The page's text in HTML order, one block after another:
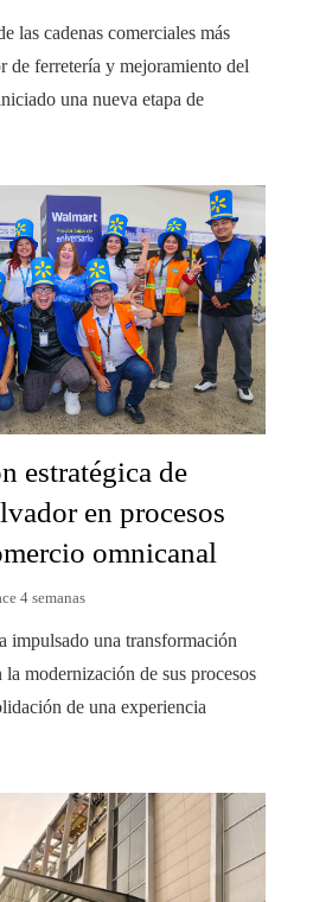
las cadenas comerciales más
de ferretería y mejoramiento del
una nueva etapa de
estratégica de
en procesos
omnicanal
4 semanas
impulsado una transformación
la modernización de sus procesos
de una experiencia